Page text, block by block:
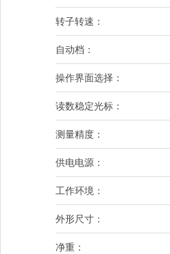
转子转速：
自动档：
操作界面选择：
读数稳定光标：
测量精度：
供电电源：
工作环境：
外形尺寸：
净重：